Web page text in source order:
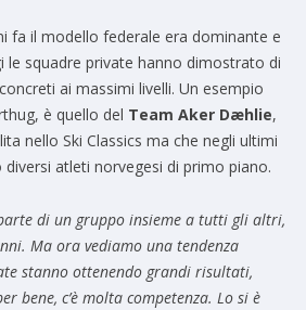
fa il modello federale era dominante e
le squadre private hanno dimostrato di
ai massimi livelli. Un esempio
è quello del Team Aker Dæhlie,
nello Ski Classics ma che negli ultimi
atleti norvegesi di primo piano.
di un gruppo insieme a tutti gli altri,
Ma ora vediamo una tendenza
stanno ottenendo grandi risultati,
bene, c’è molta competenza. Lo si è